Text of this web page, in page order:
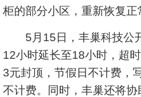
柜的部分小区，重新恢复正
5月15日，丰巢科技公
12小时延长至18小时，超
3元封顶，节假日不计费，
不计费。同时，丰巢还将